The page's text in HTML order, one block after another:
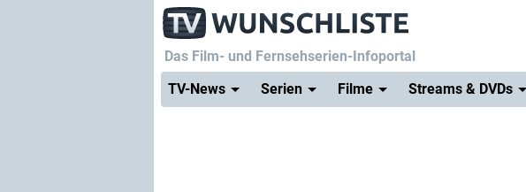
Das Film- und Fernsehserien-Infoportal
TV-News
Serien Filme Streams & DVDs